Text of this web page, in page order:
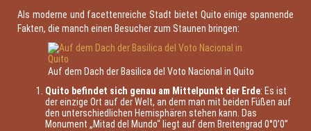
Als moderne und facettenreiche Stadt bietet Quito einige spannende
Fakten, die manch einen Besucher zum Staunen bringen:
Auf dem Dach der Basilica del Voto Nacional in Quito
Quito befindet sich genau am Mittelpunkt der Erde: Es ist
der einzige Ort auf der Welt, an dem man mit beiden Füßen auf
den unterschiedlichen Hemisphären stehen kann. Das
Monument „Mitad del Mundo“ liegt auf dem Breitengrad 0°0’0”